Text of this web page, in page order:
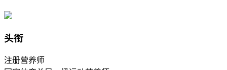
头衔
注册营养师